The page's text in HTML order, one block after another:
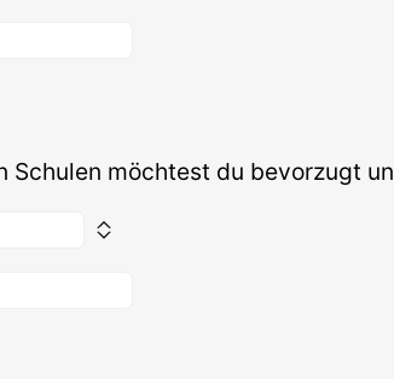
Schulen möchtest du bevorzugt